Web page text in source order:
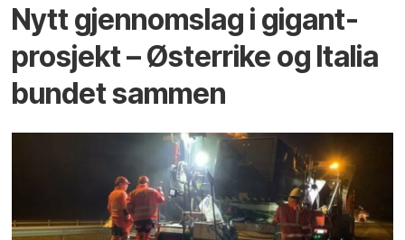
Nytt gjennomslag i gigant­
prosjekt – Østerrike og Italia
bundet sammen